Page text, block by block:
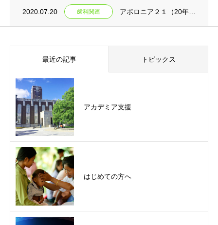
2020.07.20 歯科関連
最近の記事 トピックス
アカデミア支援
はじめての方へ